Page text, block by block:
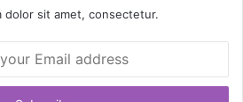
dolor sit amet, consectetur.